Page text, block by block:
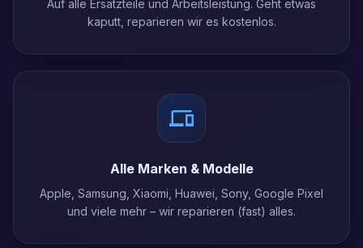
Auf alle Ersatzteile und Arbeitsleistung. Geht etwas
kaputt, reparieren wir es kostenlos.
Alle Marken & Modelle
Apple, Samsung, Xiaomi, Huawei, Sony, Google Pixel
und viele mehr – wir reparieren (fast) alles.